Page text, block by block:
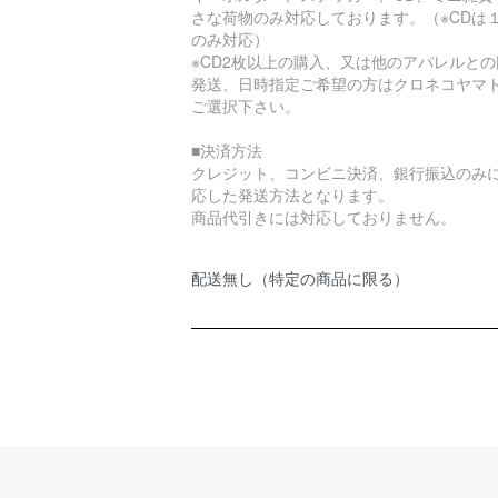
さな荷物のみ対応しております。（※CDは
のみ対応）
※CD2枚以上の購入、又は他のアパレルと
発送、日時指定ご希望の方はクロネコヤマ
ご選択下さい。
■決済方法
クレジット、コンビニ決済、銀行振込のみ
応した発送方法となります。
商品代引きには対応しておりません。
配送無し（特定の商品に限る）